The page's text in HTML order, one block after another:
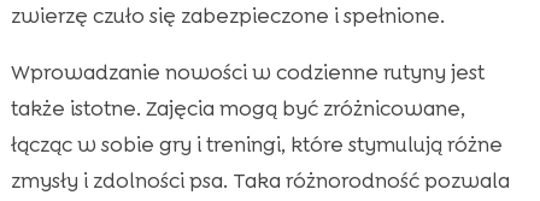
zwierzę czuło się zabezpieczone i spełnione.
Wprowadzanie nowości w codzienne rutyny jest
także istotne. Zajęcia mogą być zróżnicowane,
łącząc w sobie gry i treningi, które stymulują różne
zmysły i zdolności psa. Taka różnorodność pozwala